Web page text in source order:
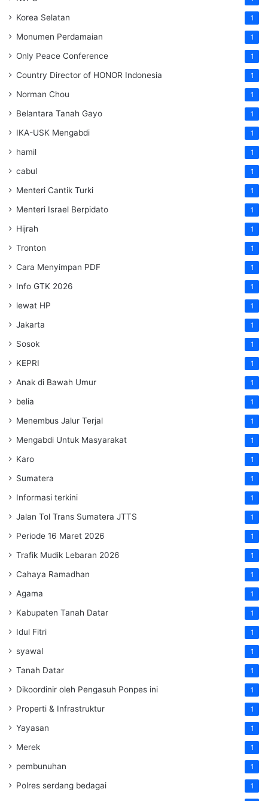
Korea Selatan 1
Monumen Perdamaian 1
Only Peace Conference 1
Country Director of HONOR Indonesia 1
Norman Chou 1
Belantara Tanah Gayo 1
IKA-USK Mengabdi 1
hamil 1
cabul 1
Menteri Cantik Turki 1
Menteri Israel Berpidato 1
Hijrah 1
Tronton 1
Cara Menyimpan PDF 1
Info GTK 2026 1
lewat HP 1
Jakarta 1
Sosok 1
KEPRI 1
Anak di Bawah Umur 1
belia 1
Menembus Jalur Terjal 1
Mengabdi Untuk Masyarakat 1
Karo 1
Sumatera 1
Informasi terkini 1
Jalan Tol Trans Sumatera JTTS 1
Periode 16 Maret 2026 1
Trafik Mudik Lebaran 2026 1
Cahaya Ramadhan 1
Agama 1
Kabupaten Tanah Datar 1
Idul Fitri 1
syawal 1
Tanah Datar 1
Dikoordinir oleh Pengasuh Ponpes ini 1
Properti & Infrastruktur 1
Yayasan 1
Merek 1
pembunuhan 1
Polres serdang bedagai 1